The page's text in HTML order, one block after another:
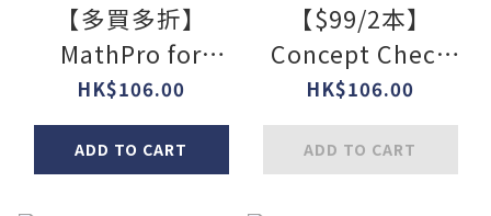
【多買多折】
MathPro for
HKAT 應用題精練
+ 解難訓練 1上
HK$106.00
ADD TO CART
【$99/2本】
Concept Check
數學概念高階訓練
(新課程版) 1上
HK$106.00
ADD TO CART